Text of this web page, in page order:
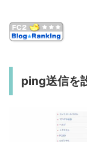
ping送信を